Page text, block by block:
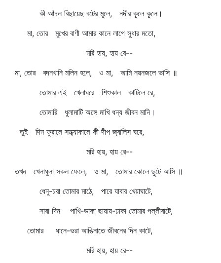
কী আঁচল বিছায়েছ বটের মূলে, নদীর কূলে কূলে।
মা, তোর মুখের বাণী আমার কানে লাগে সুধার মতো,
মরি হায়, হায় রে--
মা, তোর বদনখানি মলিন হলে, ও মা, আমি নয়নজলে ভাসি ॥
তোমার এই খেলাঘরে শিশুকাল কাটিলে রে,
তোমারি ধুলামাটি অঙ্গে মাখি ধন্য জীবন মানি।
তুই দিন ফুরালে সন্ধ্যাকালে কী দীপ জ্বালিস ঘরে,
মরি হায়, হায় রে--
তখন খেলাধুলা সকল ফেলে, ও মা, তোমার কোলে ছুটে আসি ॥
ধেনু-চরা তোমার মাঠে, পারে যাবার খেয়াঘাটে,
সারা দিন পাখি-ডাকা ছায়ায়-ঢাকা তোমার পল্লীবাটে,
তোমার ধানে-ভরা আঙিনাতে জীবনের দিন কাটে,
মরি হায়, হায় রে--